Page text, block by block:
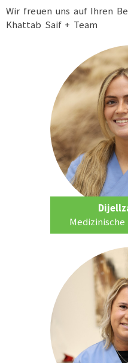
Wir freuen uns auf Ihren
Khattab Saif + Team